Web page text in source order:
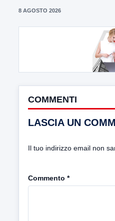
8 AGOSTO 2026
COMMENTI
LASCIA UN
Il tuo indirizzo email non
Commento *